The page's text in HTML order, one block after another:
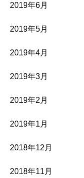
2019年6月
2019年5月
2019年4月
2019年3月
2019年2月
2019年1月
2018年12月
2018年11月